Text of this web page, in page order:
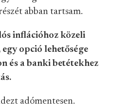
abban tartsam.
inflációhoz közeli
opció lehetősége
és a banki betétekhez
adómentesen.